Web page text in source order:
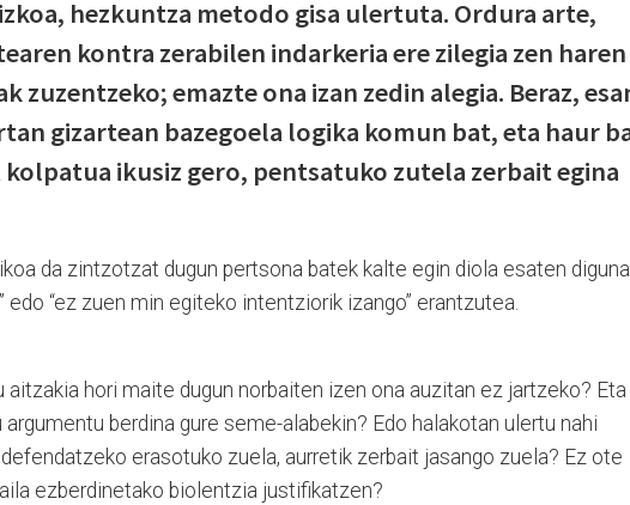
hezkuntza metodo gisa ulertuta. Ordura arte,
kontra zerabilen indarkeria ere zilegia zen haren
zuzentzeko; emazte ona izan zedin alegia. Beraz,
gizartean bazegoela logika komun bat, eta haur
ikusiz gero, pentsatuko zutela zerbait egina
da zintzotzat dugun pertsona batek kalte egin diola esaten
edo “ez zuen min egiteko intentziorik izango” erantzutea.
aitzakia hori maite dugun norbaiten izen ona auzitan ez jartzeko? Eta
berdina gure seme-alabekin? Edo halakotan ulertu nahi
erasotuko zuela, aurretik zerbait jasango zuela? Ez ote
ezberdinetako biolentzia justifikatzen?